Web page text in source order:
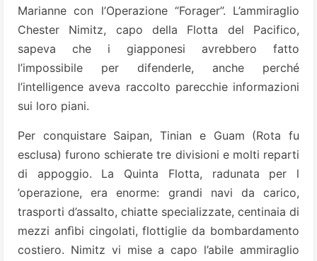
Marianne con l’Operazione “Forager”. L’ammiraglio
Chester Nimitz, capo della Flotta del Pacifico,
sapeva che i giapponesi avrebbero fatto
l’impossibile per difenderle, anche perché
l’intelligence aveva raccolto parecchie informazioni
sui loro piani.
Per conquistare Saipan, Tinian e Guam (Rota fu
esclusa) furono schierate tre divisioni e molti reparti
di appoggio. La Quinta Flotta, radunata per l
’operazione, era enorme: grandi navi da carico,
trasporti d’assalto, chiatte specializzate, centinaia di
mezzi anfìbi cingolati, flottiglie da bombardamento
costiero. Nimitz vi mise a capo l’abile ammiraglio